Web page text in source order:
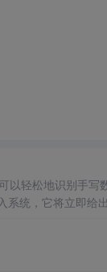
以轻松地识别手写
系统，它将立即给